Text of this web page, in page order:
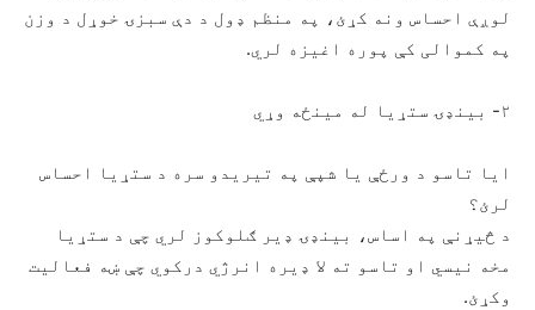
لوږې احساس ونه کړئ، په منظم ډول د دې سبزۍ خوړل د وزن
په کموالی کې پوره اغیزه لري.
۲- بینډۍ ستړیا له مینځه وړي
ایا تاسو د ورځې یا شپې په تیریدو سره د ستړیا احساس
لرئ؟
د څیړنې په اساس، بینډۍ ډیر ګلوکوز لري چې د ستړیا
مخه نیسي او تاسو ته لا ډیره انرژي درکوي چې ښه فعالیت
وکړئ.